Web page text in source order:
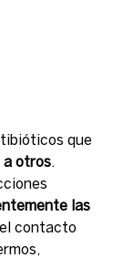
que
a otros.
las
contacto